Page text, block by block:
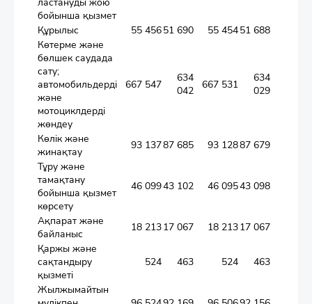
бойынша қызмет
Құрылыс
55 45651 690 55 45451 688
Көтерме және
бөлшек саудада
сату;
автомобильдерді
және
мотоциклдерді
жөндеу
667 547
634
042
667 531
634
029
Көлік және
жинақтау
93 13787 685 93 12887 679
Тұру және
тамақтану
бойынша қызмет
көрсету
46 09943 102 46 09543 098
Ақпарат және
байланыс
18 21317 067 18 21317 067
Қаржы және
сақтандыру
қызметі
524 463 524 463
Жылжымайтын